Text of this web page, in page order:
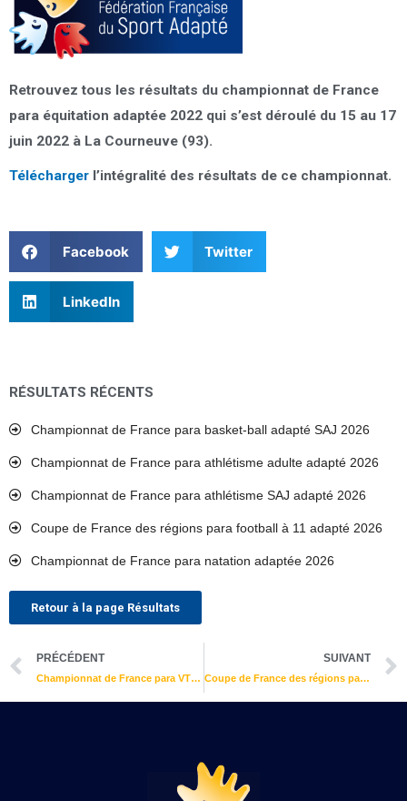
Retrouvez tous les résultats du championnat de France
para équitation adaptée 2022 qui s’est déroulé du 15 au 17
juin 2022 à La Courneuve (93).
Télécharger l’intégralité des résultats de ce championnat.
Facebook Twitter
LinkedIn
RÉSULTATS RÉCENTS
Championnat de France para basket-ball adapté SAJ 2026
Championnat de France para athlétisme adulte adapté 2026
Championnat de France para athlétisme SAJ adapté 2026
Coupe de France des régions para football à 11 adapté 2026
Championnat de France para natation adaptée 2026
Retour à la page Résultats
Précédent
PRÉCÉDENT
Championnat de France para VTT adapté 2022
SUIVANT
Coupe de France des régions para football à 11 adapté 2022